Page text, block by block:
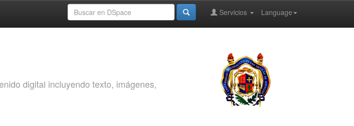
Language
Servicios
digital incluyendo texto, imágenes,